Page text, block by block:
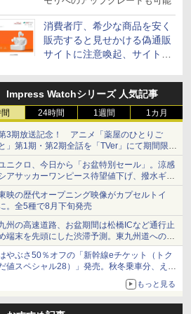
消費者庁、希少な商品を安く
販売すると見せかける偽通販
サイトに注意喚起、サイト名
Impress Watchシリーズ 人気記事
24時間 1週間 1カ月
3期放送記念！ アニメ「薬屋のひとりご
」第1期・第2期全話を「TVer」にて期間限定
順次無料配信開始
ニクロ、今日から「お盆特別セール」。涼感
アサッカーワンピース待望値下げ、撥水ギア
ョーツは1990円に
映の歴代オープニング映像がカプセルトイ
。全5種で8月下旬発売
州の高速道路、お盆期間は松橋ICなど通行止
端末を先頭にした渋滞予測。東九州道への迂
は料金調整を実施
やぶさ50％オフの「新幹線eチケット（トク
値スペシャル28）」発売。秋冬乗車分、えき
もっと見る